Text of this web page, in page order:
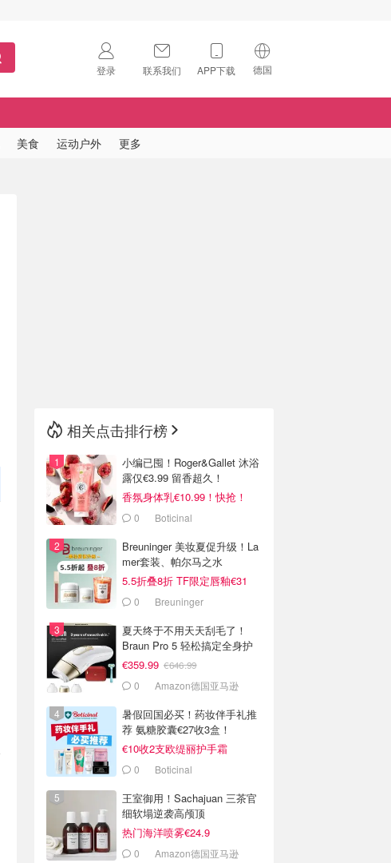
登录 联系我们 APP下载 德国
🇺🇸
美食 运动户外 更多
相关点击排行榜
小编已囤！Roger&Gallet 沐浴
露仅€3.99 留香超久！
香氛身体乳€10.99！快抢！
0 Boticinal
Breuninger 美妆夏促升级！La
mer套装、帕尔马之水
5.5折叠8折 TF限定唇釉€31
0 Breuninger
夏天终于不用天天刮毛了！
Braun Pro 5 轻松搞定全身护
理
€359.99 €646.99
0 Amazon德国亚马逊
暑假回国必买！药妆伴手礼推
荐 氨糖胶囊€27收3盒！
€10收2支欧缇丽护手霜
0 Boticinal
王室御用！Sachajuan 三茶官
细软塌逆袭高颅顶
热门海洋喷雾€24.9
0 Amazon德国亚马逊